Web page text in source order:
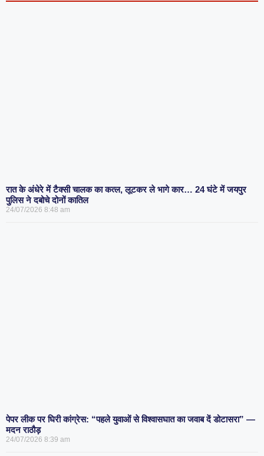
रात के अंधेरे में टैक्सी चालक का कत्ल, लूटकर ले भागे कार… 24 घंटे में जयपुर
पुलिस ने दबोचे दोनों कातिल
24/07/2026 8:48 am
पेपर लीक पर घिरी कांग्रेस: “पहले युवाओं से विश्वासघात का जवाब दें डोटासरा” —
मदन राठौड़
24/07/2026 8:39 am